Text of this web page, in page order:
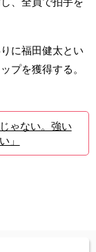
に福田健太とい
プを獲得する。
ゃない。強い
」